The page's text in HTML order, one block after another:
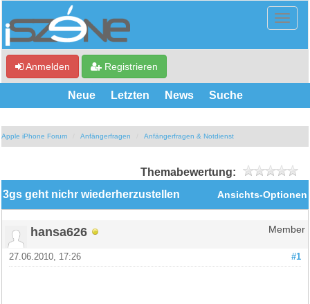
Anmelden Registrieren
Neue Letzten News Suche
Apple iPhone Forum Anfängerfragen Anfängerfragen & Notdienst
Themabewertung:
Ansichts-Optionen
3gs geht nichr wiederherzustellen
hansa626 Member
#1
27.06.2010, 17:26